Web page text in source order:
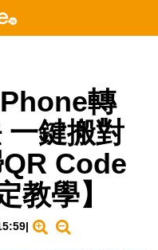
轉
鍵搬對
Code
教學】
|